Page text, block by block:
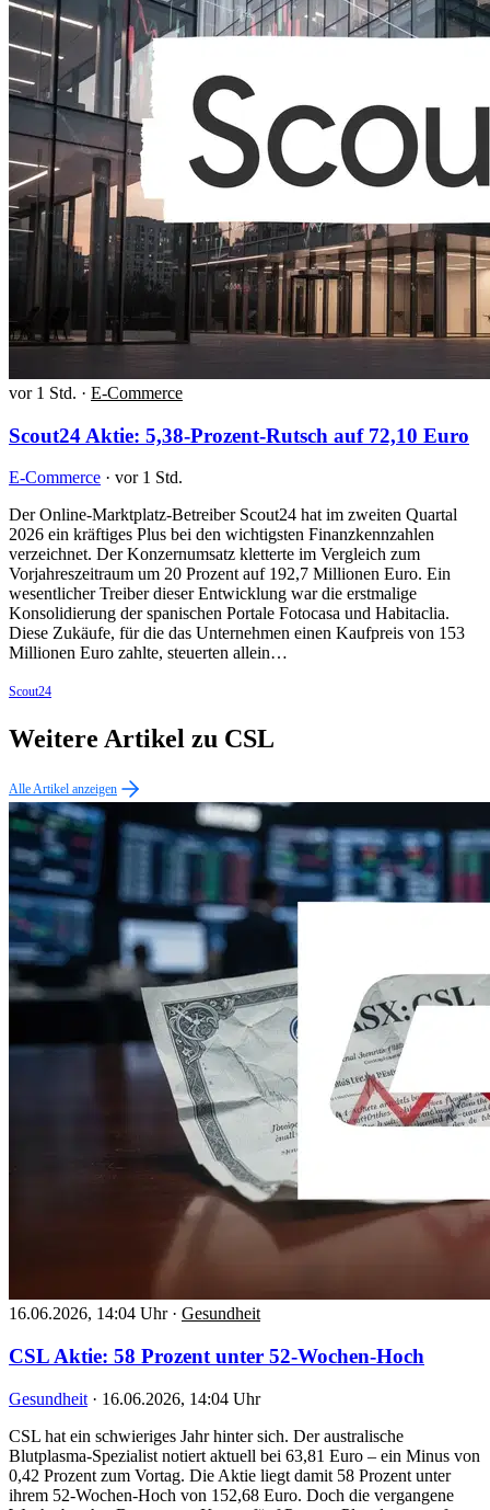
vor 1 Std. · E-Commerce
Scout24 Aktie: 5,38-Prozent-Rutsch auf 72,10 Euro
E-Commerce · vor 1 Std.
Der Online-Marktplatz-Betreiber Scout24 hat im zweiten Quartal
2026 ein kräftiges Plus bei den wichtigsten Finanzkennzahlen
verzeichnet. Der Konzernumsatz kletterte im Vergleich zum
Vorjahreszeitraum um 20 Prozent auf 192,7 Millionen Euro. Ein
wesentlicher Treiber dieser Entwicklung war die erstmalige
Konsolidierung der spanischen Portale Fotocasa und Habitaclia.
Diese Zukäufe, für die das Unternehmen einen Kaufpreis von 153
Millionen Euro zahlte, steuerten allein…
Scout24
Weitere Artikel zu CSL
Alle Artikel anzeigen
16.06.2026, 14:04 Uhr · Gesundheit
CSL Aktie: 58 Prozent unter 52-Wochen-Hoch
Gesundheit · 16.06.2026, 14:04 Uhr
CSL hat ein schwieriges Jahr hinter sich. Der australische
Blutplasma-Spezialist notiert aktuell bei 63,81 Euro – ein Minus von
0,42 Prozent zum Vortag. Die Aktie liegt damit 58 Prozent unter
ihrem 52-Wochen-Hoch von 152,68 Euro. Doch die vergangene